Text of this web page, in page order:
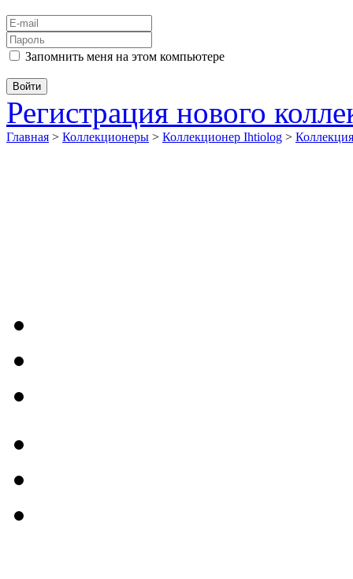
Запомнить меня на этом компьютере
Регистрация нового
Главная > Коллекционеры > Коллекционер Ihtiolog >